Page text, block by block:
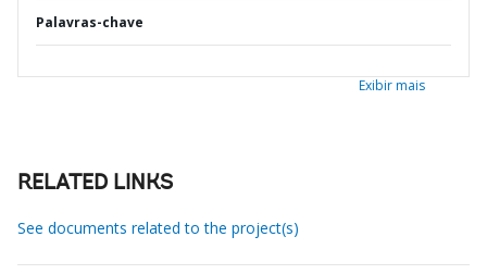
Palavras-chave
Exibir mais
RELATED LINKS
See documents related to the project(s)